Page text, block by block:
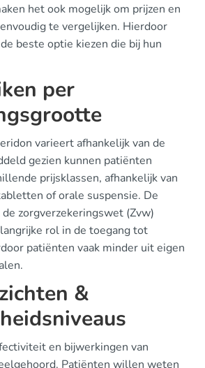
het ook mogelijk om prijzen en
te vergelijken. Hierdoor
beste optie kiezen die bij hun
per
varieert afhankelijk van de
gezien kunnen patiënten
prijsklassen, afhankelijk van
of orale suspensie. De
zorgverzekeringswet (Zvw)
rol in de toegang tot
patiënten vaak minder uit eigen
&
en bijwerkingen van
Patiënten willen weten